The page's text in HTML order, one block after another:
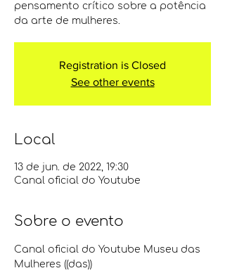
pensamento crítico sobre a potência
da arte de mulheres.
Registration is Closed
See other events
Local
13 de jun. de 2022, 19:30
Canal oficial do Youtube
Sobre o evento
Canal oficial do Youtube Museu das
Mulheres ((das))